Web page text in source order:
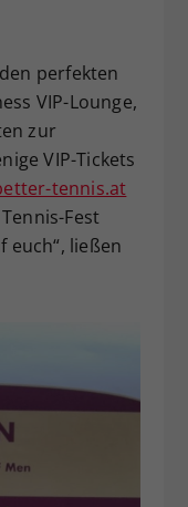
perfekten
VIP-Lounge,
zur
VIP-Tickets
tennis.at
Fest
euch“, ließen